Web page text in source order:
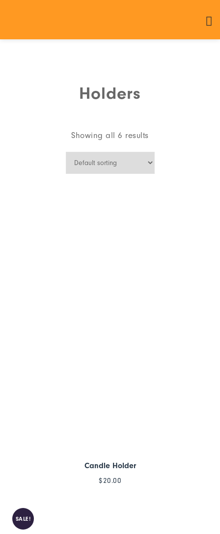
Holders
Showing all 6 results
Candle Holder
$20.00
SALE!